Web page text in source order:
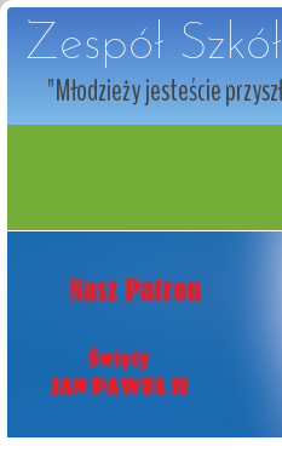
Zespół
"Młodzieży jesteście